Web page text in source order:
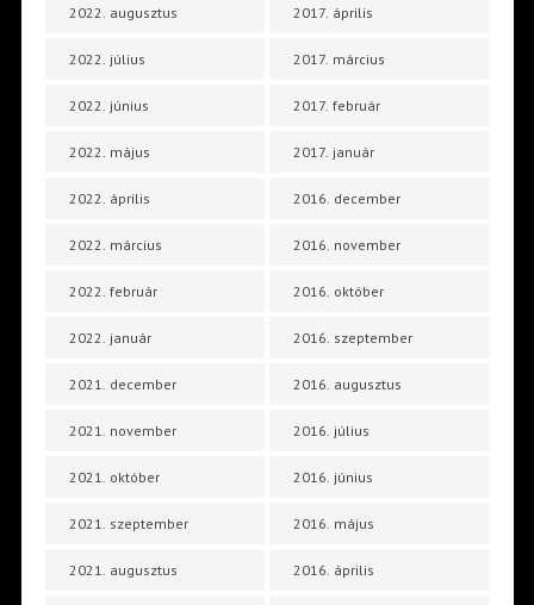
2022. augusztus
2022. július
2022. június
2022. május
2022. április
2022. március
2022. február
2022. január
2021. december
2021. november
2021. október
2021. szeptember
2021. augusztus
2017. április
2017. március
2017. február
2017. január
2016. december
2016. november
2016. október
2016. szeptember
2016. augusztus
2016. július
2016. június
2016. május
2016. április